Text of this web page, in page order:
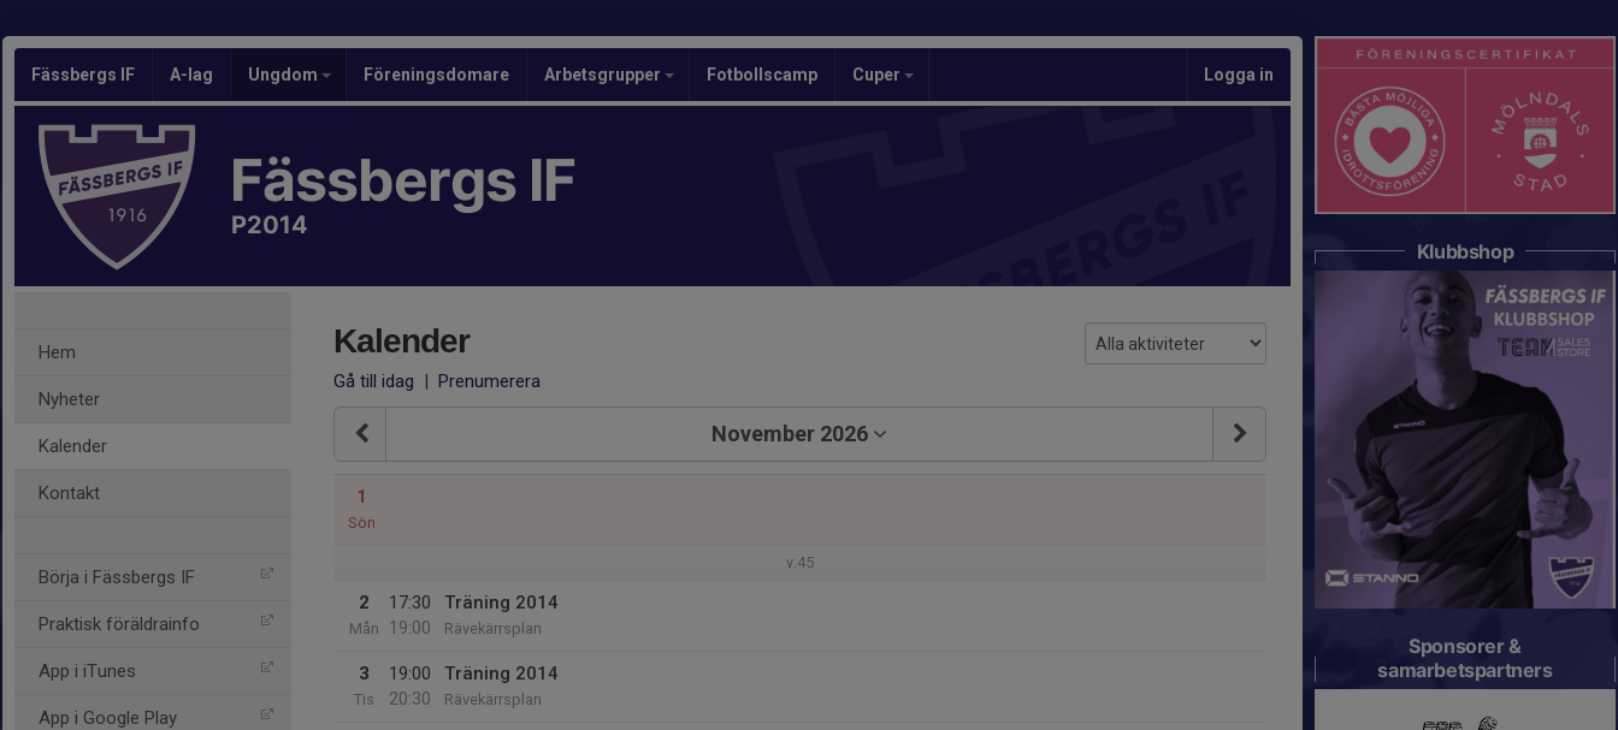
Fässbergs IF A-lag Ungdom Föreningsdomare Arbetsgrupper Fotbollscamp Cuper Logga in
Fässbergs IF
P2014
Hem
Nyheter
Kalender
Kontakt
Börja i Fässbergs IF
Praktisk föräldrainfo
App i iTunes
App i Google Play
Kalender
Gå till idag | Prenumerera
November 2026
1
Sön
v.45
2
Mån
17:30
19:00
Träning 2014
Rävekärrsplan
3
Tis
19:00
20:30
Träning 2014
Rävekärrsplan
Klubbshop
Sponsorer &
samarbetspartners